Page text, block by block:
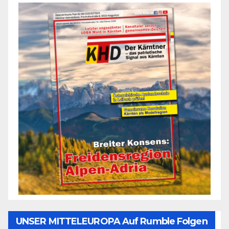
UNSER MITTELEUROPA Auf Rumble Folgen